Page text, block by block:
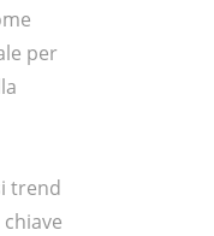
per
trend